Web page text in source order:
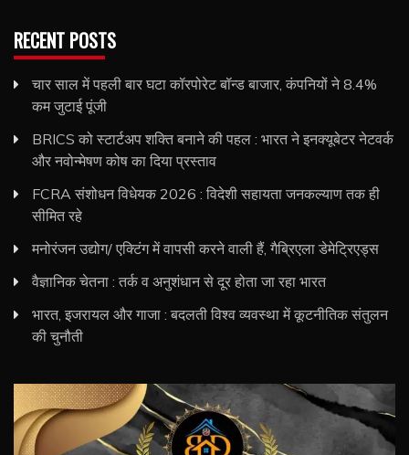
RECENT POSTS
चार साल में पहली बार घटा कॉरपोरेट बॉन्ड बाजार, कंपनियों ने 8.4%
कम जुटाई पूंजी
BRICS को स्टार्टअप शक्ति बनाने की पहल : भारत ने इनक्यूबेटर नेटवर्क
और नवोन्मेषण कोष का दिया प्रस्ताव
FCRA संशोधन विधेयक 2026 : विदेशी सहायता जनकल्याण तक ही
सीमित रहे
मनोरंजन उद्योग/ एक्टिंग में वापसी करने वाली हैं, गैब्रिएला डेमेट्रिएड्स
वैज्ञानिक चेतना : तर्क व अनुशंधान से दूर होता जा रहा भारत
भारत, इजरायल और गाजा : बदलती विश्व व्यवस्था में कूटनीतिक संतुलन
की चुनौती